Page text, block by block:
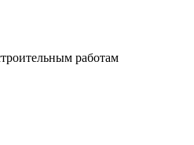
работам